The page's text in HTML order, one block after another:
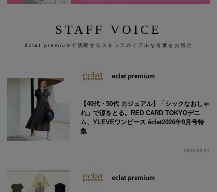
STAFF VOICE
éclat premiumで活躍するスタッフのリアルな言葉をお届け
eclat premium
【40代・50代 カジュアル】「シックなおしゃ
れ」で涼をとる。RED CARD TOKYOデニ
ム、YLEVEワンピース éclat2026年9月号特
集
2026.08.07
eclat premium